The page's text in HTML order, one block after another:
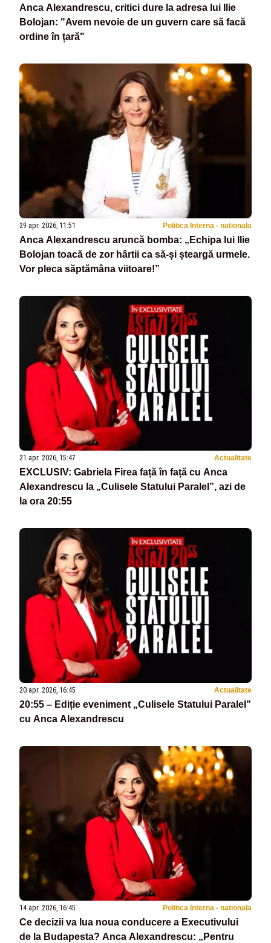
Anca Alexandrescu, critici dure la adresa lui Ilie
Bolojan: "Avem nevoie de un guvern care să facă
ordine în țară"
29 apr. 2026, 11:51 Politica Interna - nationala
Anca Alexandrescu aruncă bomba: „Echipa lui Ilie
Bolojan toacă de zor hârtii ca să-și șteargă urmele.
Vor pleca săptămâna viitoare!”
21 apr. 2026, 15:47 Actualitate
EXCLUSIV: Gabriela Firea față în față cu Anca
Alexandrescu la „Culisele Statului Paralel”, azi de
la ora 20:55
20 apr. 2026, 16:45 Actualitate
20:55 – Ediție eveniment „Culisele Statului Paralel”
cu Anca Alexandrescu
14 apr. 2026, 16:45 Politica Interna - nationala
Ce decizii va lua noua conducere a Executivului
de la Budapesta? Anca Alexandrescu: „Pentru